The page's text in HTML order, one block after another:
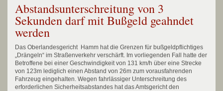
Abstandsunterschreitung von 3
Sekunden darf mit Bußgeld geahndet
werden
Das Oberlandesgericht Hamm hat die Grenzen für bußgeldpflichtiges
„Drängeln“ im Straßenverkehr verschärft. Im vorliegenden Fall hatte der
Betroffene bei einer Geschwindigkeit von 131 km/h über eine Strecke
von 123m lediglich einen Abstand von 26m zum vorausfahrenden
Fahrzeug eingehalten. Wegen fahrlässiger Unterschreitung des
erforderlichen Sicherheitsabstandes hat das Amtsgericht den